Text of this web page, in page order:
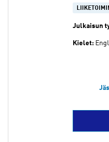
Julkaisun
Kielet: